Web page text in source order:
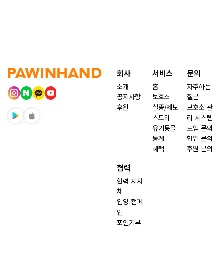
회사
소개
공지사항
후원
서비스
홈
보호소
실종/제보
스토리
유기동물
통계
혜택
문의
자주하는
질문
보호소 관
리 시스템
도입 문의
협업 문의
후원 문의
협력
협력 지자
체
입양 캠페
인
포인기부